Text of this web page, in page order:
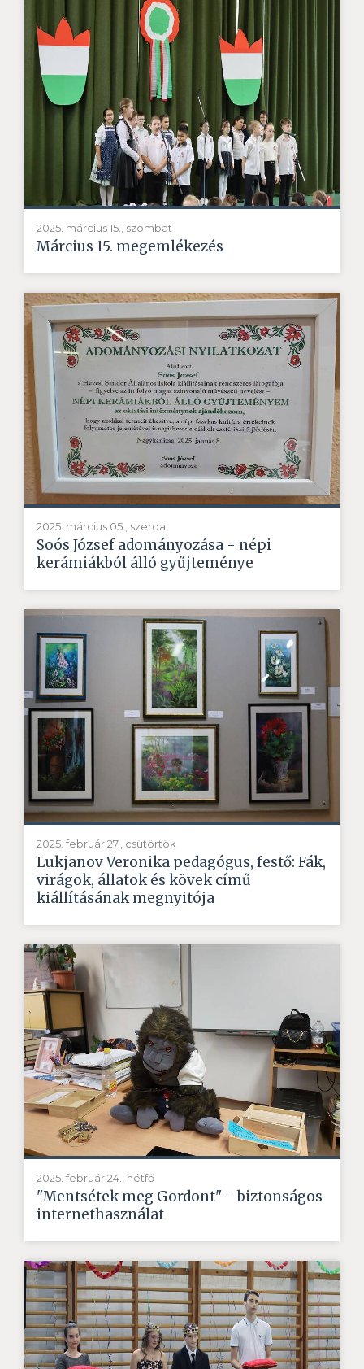
2025. március 15., szombat
Március 15. megemlékezés
2025. március 05., szerda
Soós József adományozása - népi
kerámiákból álló gyűjteménye
2025. február 27., csütörtök
Lukjanov Veronika pedagógus, festő: Fák,
virágok, állatok és kövek című
kiállításának megnyitója
2025. február 24., hétfő
"Mentsétek meg Gordont" - biztonságos
internethasználat